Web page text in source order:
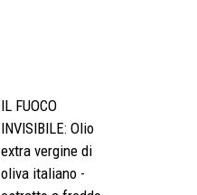
IL FUOCO
INVISIBILE: Olio
extra vergine di
oliva italiano -